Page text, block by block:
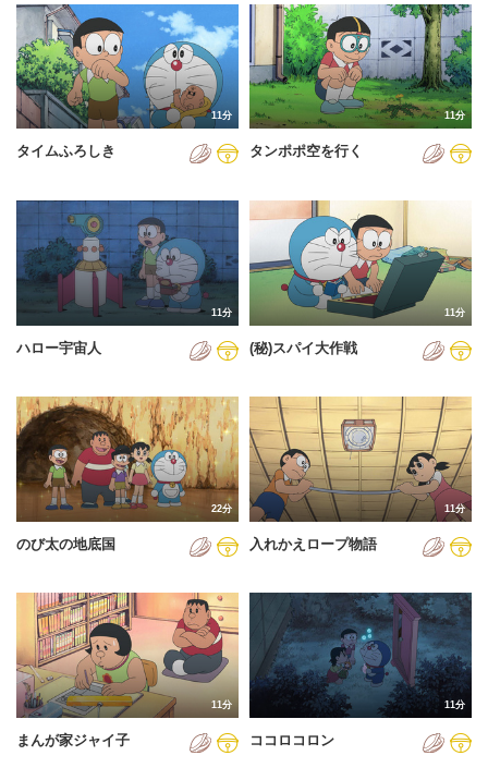
2024年
2025年
2026年
11分
タイムふろしき
11分
タンポポ空を行く
11分
ハロー宇宙人
11分
(秘)スパイ大作戦
22分
のび太の地底国
11分
入れかえロープ物語
11分
まんが家ジャイ子
11分
ココロコロン